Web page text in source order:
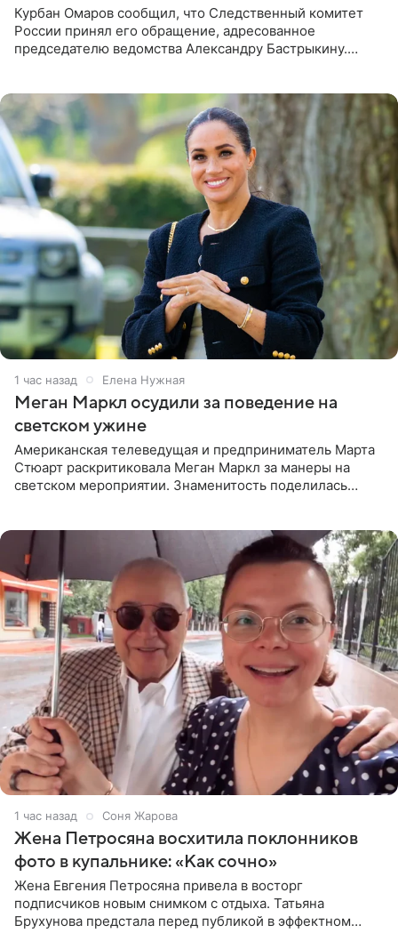
Курбан Омаров сообщил, что Следственный комитет
России принял его обращение, адресованное
председателю ведомства Александру Бастрыкину.
1 час назад Елена Нужная
Меган Маркл осудили за поведение на
светском ужине
Американская телеведущая и предприниматель Марта
Стюарт раскритиковала Меган Маркл за манеры на
светском мероприятии. Знаменитость поделилась
1 час назад Соня Жарова
Жена Петросяна восхитила поклонников
фото в купальнике: «Как сочно»
Жена Евгения Петросяна привела в восторг
подписчиков новым снимком с отдыха. Татьяна
Брухунова предстала перед публикой в эффектном